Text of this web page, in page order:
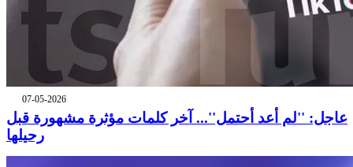
07-05-2026
عاجل: ''لم أعد أحتمل''... آخر كلمات مؤثرة مشهورة قبل
رحيلها